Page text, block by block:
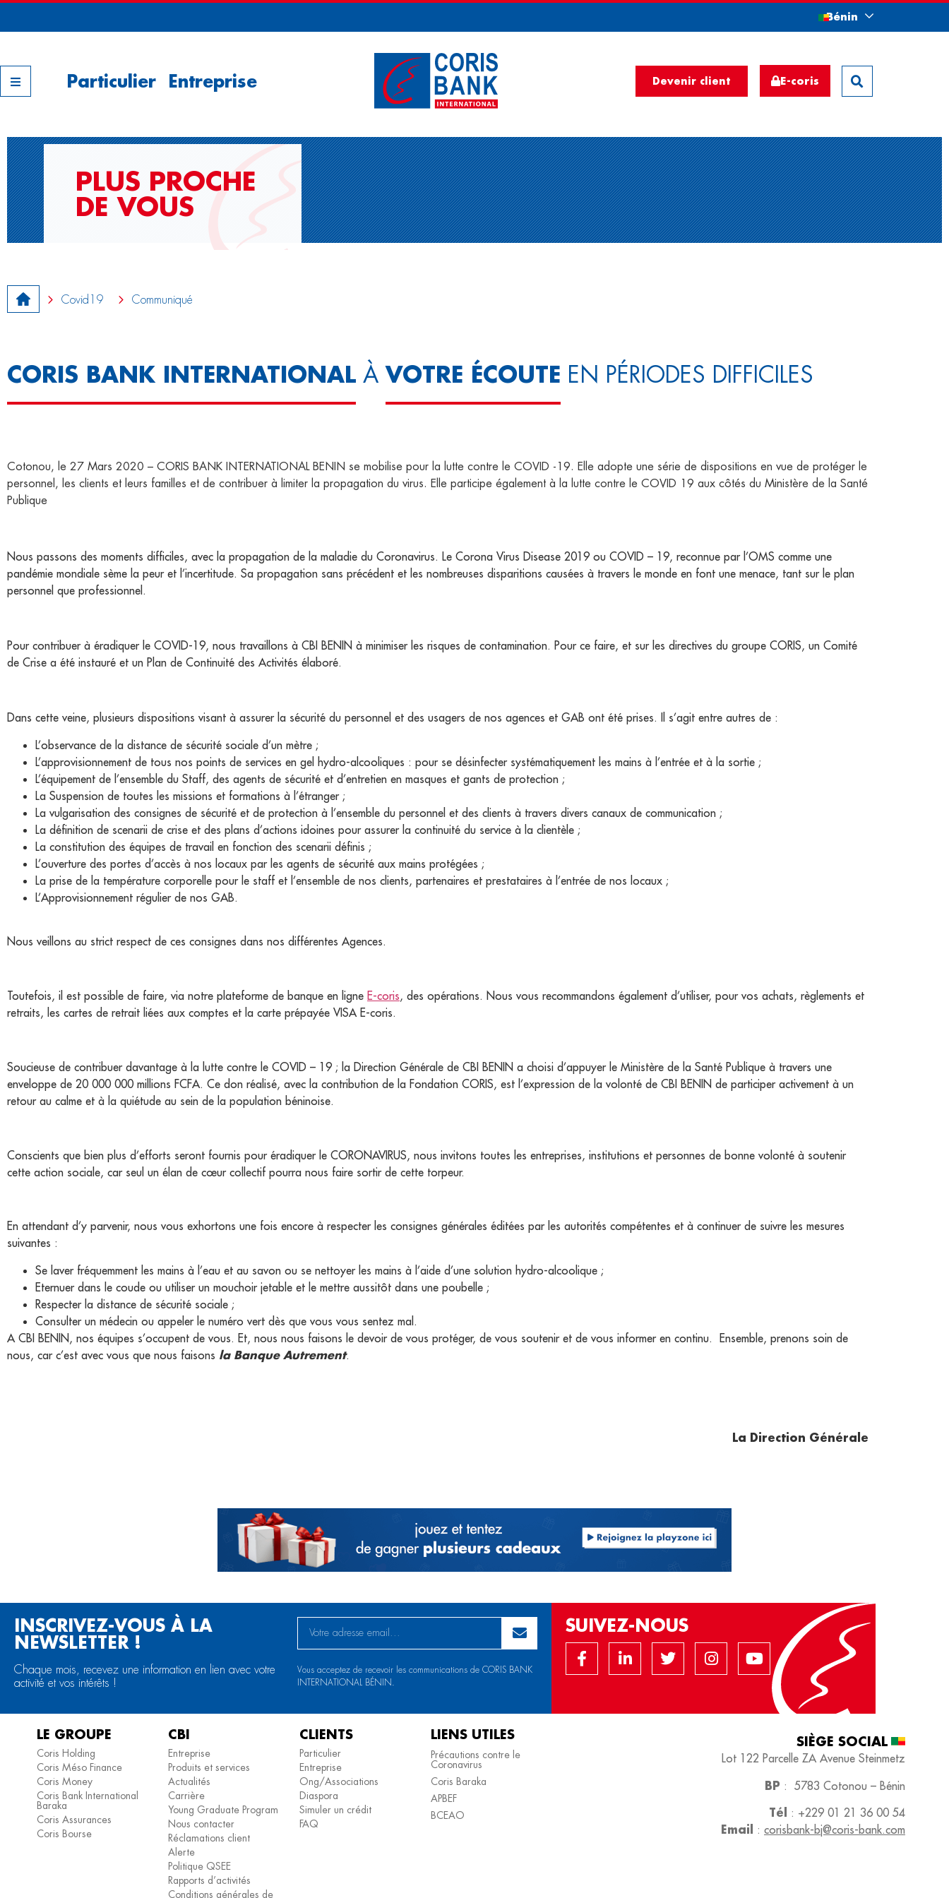
Bénin
Particulier Entreprise Devenir client E-coris
PLUS PROCHE
DE VOUS
Covid19 Communiqué
CORIS BANK INTERNATIONAL ÀVOTRE ÉCOUTE EN PÉRIODES DIFFICILES
Cotonou, le 27 Mars 2020 – CORIS BANK INTERNATIONAL BENIN se mobilise pour la lutte contre le COVID -19. Elle adopte une série de dispositions en vue de protéger le
personnel, les clients et leurs familles et de contribuer à limiter la propagation du virus. Elle participe également à la lutte contre le COVID 19 aux côtés du Ministère de la Santé
Publique
Nous passons des moments difficiles, avec la propagation de la maladie du Coronavirus. Le Corona Virus Disease 2019 ou COVID – 19, reconnue par l’OMS comme une
pandémie mondiale sème la peur et l’incertitude. Sa propagation sans précédent et les nombreuses disparitions causées à travers le monde en font une menace, tant sur le plan
personnel que professionnel.
Pour contribuer à éradiquer le COVID-19, nous travaillons à CBI BENIN à minimiser les risques de contamination. Pour ce faire, et sur les directives du groupe CORIS, un Comité
de Crise a été instauré et un Plan de Continuité des Activités élaboré.
Dans cette veine, plusieurs dispositions visant à assurer la sécurité du personnel et des usagers de nos agences et GAB ont été prises. Il s’agit entre autres de :
L’observance de la distance de sécurité sociale d’un mètre ;
L’approvisionnement de tous nos points de services en gel hydro-alcooliques : pour se désinfecter systématiquement les mains à l’entrée et à la sortie ;
L’équipement de l’ensemble du Staff, des agents de sécurité et d’entretien en masques et gants de protection ;
La Suspension de toutes les missions et formations à l’étranger ;
La vulgarisation des consignes de sécurité et de protection à l’ensemble du personnel et des clients à travers divers canaux de communication ;
La définition de scenarii de crise et des plans d’actions idoines pour assurer la continuité du service à la clientèle ;
La constitution des équipes de travail en fonction des scenarii définis ;
L’ouverture des portes d’accès à nos locaux par les agents de sécurité aux mains protégées ;
La prise de la température corporelle pour le staff et l’ensemble de nos clients, partenaires et prestataires à l’entrée de nos locaux ;
L’Approvisionnement régulier de nos GAB.
Nous veillons au strict respect de ces consignes dans nos différentes Agences.
Toutefois, il est possible de faire, via notre plateforme de banque en ligne E-coris, des opérations. Nous vous recommandons également d’utiliser, pour vos achats, règlements et
retraits, les cartes de retrait liées aux comptes et la carte prépayée VISA E-coris.
Soucieuse de contribuer davantage à la lutte contre le COVID – 19 ; la Direction Générale de CBI BENIN a choisi d’appuyer le Ministère de la Santé Publique à travers une
enveloppe de 20 000 000 millions FCFA. Ce don réalisé, avec la contribution de la Fondation CORIS, est l’expression de la volonté de CBI BENIN de participer activement à un
retour au calme et à la quiétude au sein de la population béninoise.
Conscients que bien plus d’efforts seront fournis pour éradiquer le CORONAVIRUS, nous invitons toutes les entreprises, institutions et personnes de bonne volonté à soutenir
cette action sociale, car seul un élan de cœur collectif pourra nous faire sortir de cette torpeur.
En attendant d’y parvenir, nous vous exhortons une fois encore à respecter les consignes générales éditées par les autorités compétentes et à continuer de suivre les mesures
suivantes :
Se laver fréquemment les mains à l’eau et au savon ou se nettoyer les mains à l’aide d’une solution hydro-alcoolique ;
Eternuer dans le coude ou utiliser un mouchoir jetable et le mettre aussitôt dans une poubelle ;
Respecter la distance de sécurité sociale ;
Consulter un médecin ou appeler le numéro vert dès que vous vous sentez mal.
A CBI BENIN, nos équipes s’occupent de vous. Et, nous nous faisons le devoir de vous protéger, de vous soutenir et de vous informer en continu. Ensemble, prenons soin de
nous, car c’est avec vous que nous faisons la Banque Autrement.
La Direction Générale
INSCRIVEZ-VOUS À LA
NEWSLETTER !
Chaque mois, recevez une information en lien avec votre
activité et vos intérêts !
Vous acceptez de recevoir les communications de CORIS BANK
INTERNATIONAL BÉNIN.
SUIVEZ-NOUS
LE GROUPE
Coris Holding
Coris Méso Finance
Coris Money
Coris Bank International
Baraka
Coris Assurances
Coris Bourse
CBI
Entreprise
Produits et services
Actualités
Carrière
Young Graduate Program
Nous contacter
Réclamations client
Alerte
Politique QSEE
Rapports d’activités
Conditions générales de
CLIENTS
Particulier
Entreprise
Ong/Associations
Diaspora
Simuler un crédit
FAQ
LIENS UTILES
Précautions contre le
Coronavirus
Coris Baraka
APBEF
BCEAO
SIÈGE SOCIAL​
Lot 122 Parcelle ZA Avenue Steinmetz
BP : 5783 Cotonou – Bénin
Tél : +229 01 21 36 00 54
Email : corisbank-bj@coris-bank.com